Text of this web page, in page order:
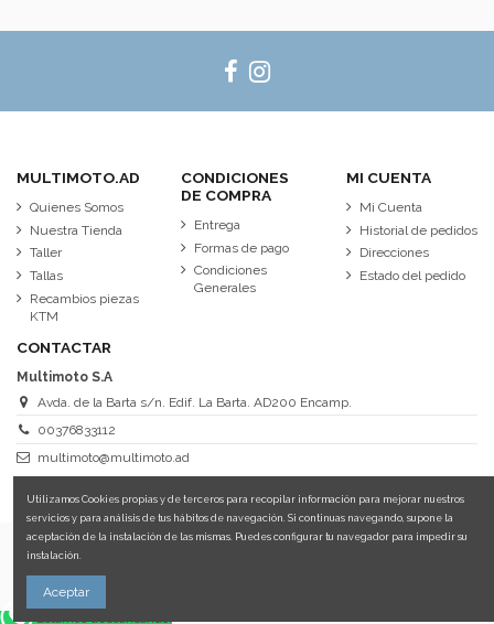
MULTIMOTO.AD
Quienes Somos
Nuestra Tienda
Taller
Tallas
Recambios piezas
KTM
CONDICIONES
DE COMPRA
Entrega
Formas de pago
Condiciones
Generales
MI CUENTA
Mi Cuenta
Historial de pedidos
Direcciones
Estado del pedido
CONTACTAR
Multimoto S.A
Avda. de la Barta s/n. Edif. La Barta. AD200 Encamp.
00376833112
multimoto@multimoto.ad
Utilizamos Cookies propias y de terceros para recopilar información para mejorar nuestros
servicios y para análisis de tus hábitos de navegación. Si continuas navegando, supone la
aceptación de la instalación de las mismas. Puedes configurar tu navegador para impedir su
instalación.
Aceptar